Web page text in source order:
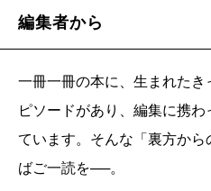
編集者から
一冊一冊の本に、生まれた
ピソードがあり、編集に携
ています。そんな「裏方か
ばご一読を──。